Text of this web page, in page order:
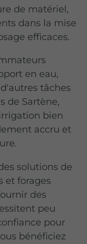
de matériel,
dans la mise
efficaces.
en eau,
tâches
de Sartène,
bien
accru et
solutions de
et forages
des
peu
pour
bénéficiez